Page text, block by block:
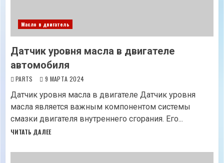
Масло в двигатель
Датчик уровня масла в двигателе
автомобиля
PARTS 9 МАРТА 2024
Датчик уровня масла в двигателе Датчик уровня
масла является важным компонентом системы
смазки двигателя внутреннего сгорания. Его...
ЧИТАТЬ ДАЛЕЕ